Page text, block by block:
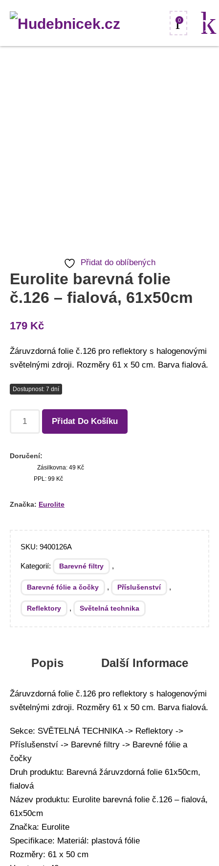
0
Přidat do oblíbených
Eurolite barevná folie
č.126 – fialová, 61x50cm
179 Kč
Žáruvzdorná folie č.126 pro reflektory s halogenovými
světelnými zdroji. Rozměry 61 x 50 cm. Barva fialová.
Dostupnost: 7 dní
Přidat Do Košíku
Doručení:
Zásilkovna: 49 Kč
PPL: 99 Kč
Značka: Eurolite
SKU: 9400126A
Kategorií: Barevné filtry ,
Barevné fólie a čočky , Příslušenství ,
Reflektory , Světelná technika
Popis Další Informace
Žáruvzdorná folie č.126 pro reflektory s halogenovými
světelnými zdroji. Rozměry 61 x 50 cm. Barva fialová.
Sekce: SVĚTELNÁ TECHNIKA -> Reflektory ->
Příslušenství -> Barevné filtry -> Barevné fólie a
čočky
Druh produktu: Barevná žáruvzdorná folie 61x50cm,
fialová
Název produktu: Eurolite barevná folie č.126 – fialová,
61x50cm
Značka: Eurolite
Specifikace: Materiál: plastová fólie
Rozměry: 61 x 50 cm